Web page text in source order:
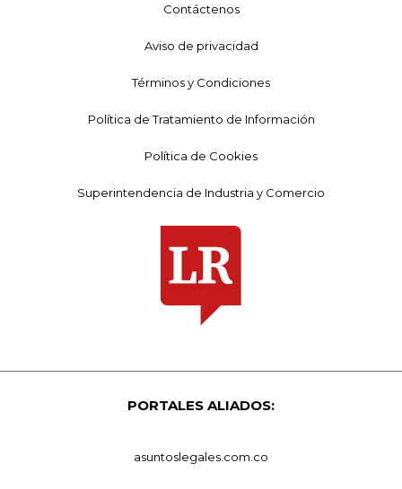
Contáctenos
Aviso de privacidad
Términos y Condiciones
Política de Tratamiento de Información
Política de Cookies
Superintendencia de Industria y Comercio
PORTALES ALIADOS:
asuntoslegales.com.co